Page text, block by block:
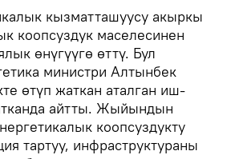
кызматташуусу акыркы
коопсуздук маселесинен
өнүгүүгө өттү. Бул
министри Алтынбек
өтүп жаткан аталган иш-
айтты. Жыйындын
коопсуздукту
тартуу, инфраструктураны